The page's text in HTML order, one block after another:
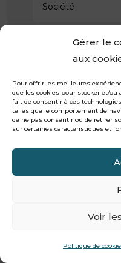
Gérer le
aux
Pour offrir les meilleures
que les cookies pour stocker et/
fait de consentir à ces
telles que le comportement de
de ne pas consentir ou de retirer
sur certaines caractéristiques et
Voir
Politique de